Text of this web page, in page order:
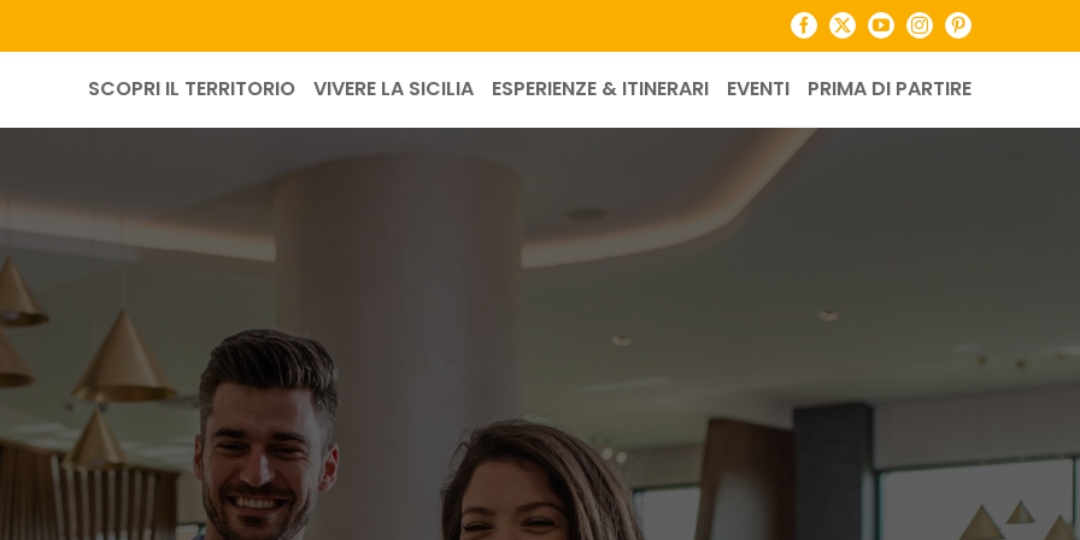
Facebook
X YouTubeInstagramPinterest
SCOPRI IL TERRITORIO VIVERE LA SICILIA ESPERIENZE & ITINERARI EVENTI PRIMA DI PARTIRE